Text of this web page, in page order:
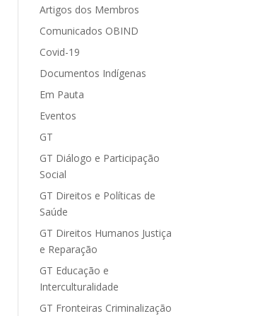
Artigos dos Membros
Comunicados OBIND
Covid-19
Documentos Indígenas
Em Pauta
Eventos
GT
GT Diálogo e Participação
Social
GT Direitos e Políticas de
Saúde
GT Direitos Humanos Justiça
e Reparação
GT Educação e
Interculturalidade
GT Fronteiras Criminalização